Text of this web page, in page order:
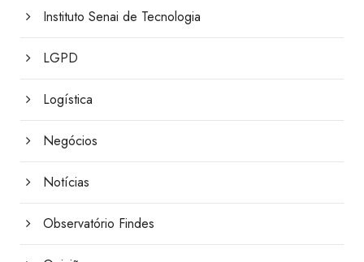
Instituto Senai de Tecnologia
LGPD
Logística
Negócios
Notícias
Observatório Findes